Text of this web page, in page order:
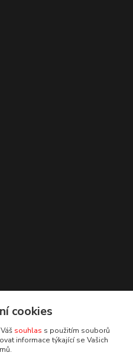
cookies
souhlas s použitím souborů
informace týkající se Vašich